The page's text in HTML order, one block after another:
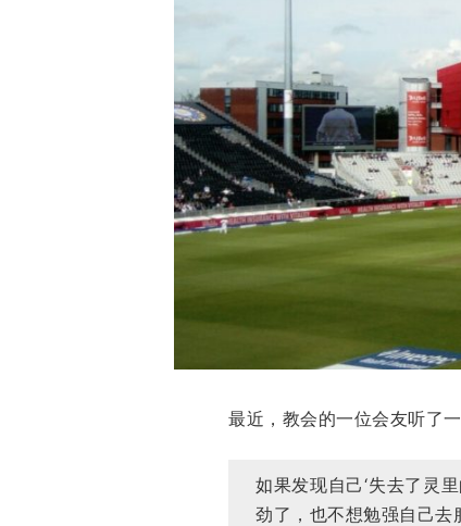
最近，教会的一位会友听了
如果发现自己‘失去了灵
劲了，也不想勉强自己去